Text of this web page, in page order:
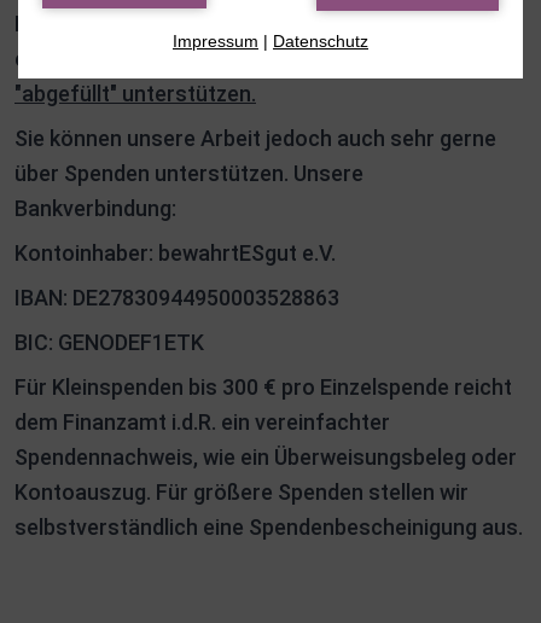
Mitglieder, die aktiv tätig sind oder den Verein
einfach nur durch Einkäufe im
"abgefüllt" unterstützen.
Sie können unsere Arbeit jedoch auch sehr gerne
über Spenden unterstützen. Unsere
Bankverbindung:
Kontoinhaber: bewahrtESgut e.V.
IBAN: DE27830944950003528863
BIC: GENODEF1ETK
Für Kleinspenden bis 300 € pro Einzelspende reicht
dem Finanzamt i.d.R. ein vereinfachter
Spendennachweis, wie ein Überweisungsbeleg oder
Kontoauszug. Für größere Spenden stellen wir
selbstverständlich eine Spendenbescheinigung aus.
Impressum | Datenschutz